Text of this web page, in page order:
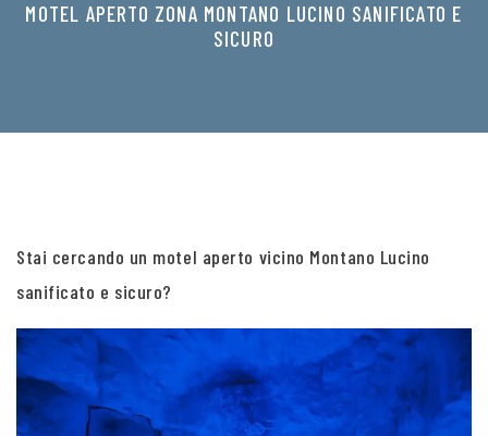
MOTEL APERTO ZONA MONTANO LUCINO SANIFICATO E
SICURO
Stai cercando un motel aperto vicino Montano Lucino
sanificato e sicuro?